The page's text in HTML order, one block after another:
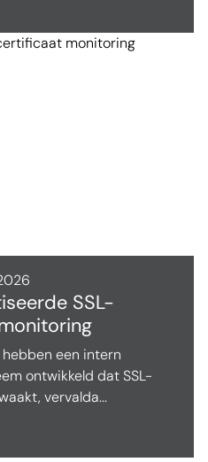
SSL-
hebben een intern
ontwikkeld dat SSL-
vervalda...